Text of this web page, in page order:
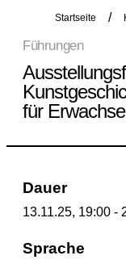
Startseite
Führungen
für
Dauer
13.11.25, 19:00 -
Sprache